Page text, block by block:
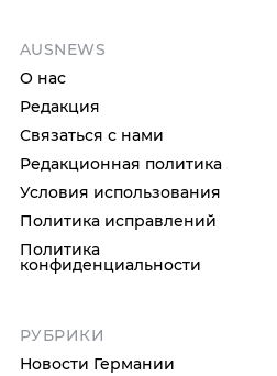
AUSNEWS
О нас
Редакция
Связаться с нами
Редакционная политика
Условия использования
Политика исправлений
Политика
конфиденциальности
РУБРИКИ
Новости Германии